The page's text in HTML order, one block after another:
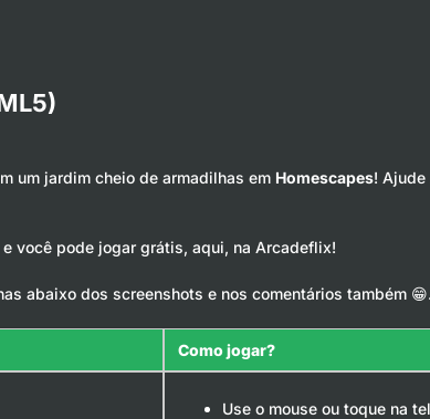
um jardim cheio de armadilhas em Homescapes!
você pode jogar grátis, aqui, na Arcadeflix!
abaixo dos screenshots e nos comentários também 😁.
Como jogar?
Use o mouse ou toque na